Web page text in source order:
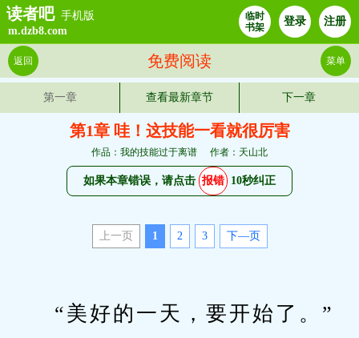
读者吧 手机版
m.dzb8.com
临时
书架
登录 注册
免费阅读
返回 菜单
第一章 查看最新章节 下一章
第1章 哇！这技能一看就很厉害
作品：我的技能过于离谱 作者：天山北
如果本章错误，请点击 报错 10秒纠正
上一页 1 2 3 下—页
“美好的一天，要开始了。”